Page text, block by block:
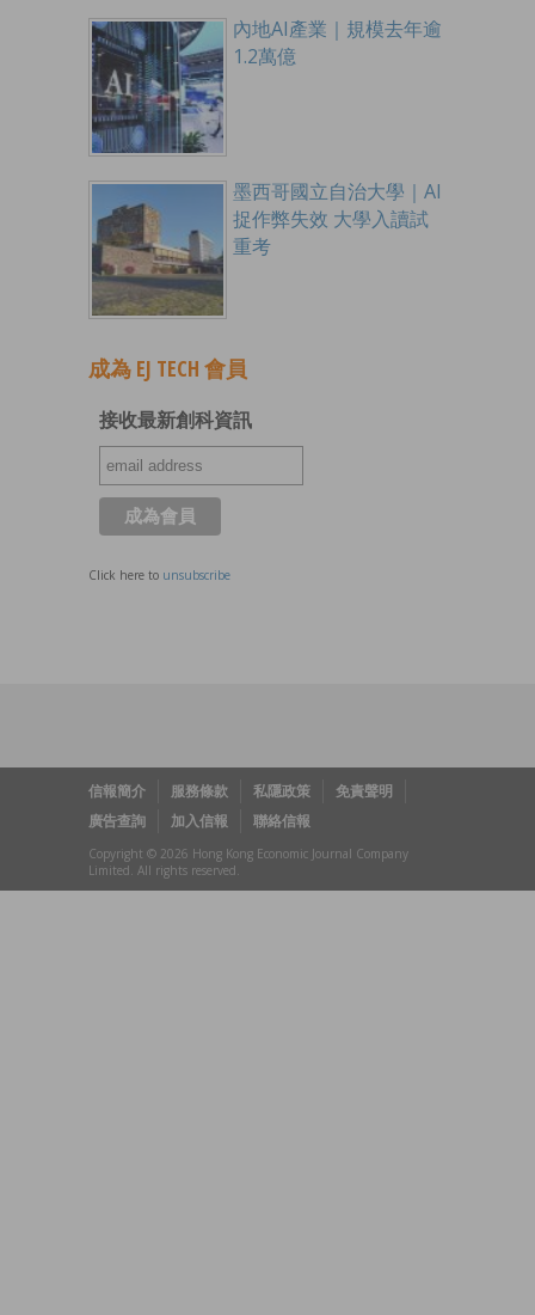
內地AI產業｜規模去年逾
1.2萬億
墨西哥國立自治大學｜AI
捉作弊失效 大學入讀試
重考
成為 EJ TECH 會員
接收最新創科資訊
Click here to unsubscribe
信報簡介 服務條款 私隱政策
免責聲明
廣告查詢
加入信報 聯絡信報
Copyright © 2026 Hong Kong Economic Journal Company
Limited. All rights reserved.